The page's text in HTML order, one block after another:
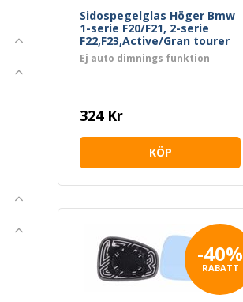
Sidospegelglas Höger Bmw
1-serie F20/F21, 2-serie
F22,F23,Active/Gran tourer
F45/F46
Ej auto dimnings funktion
324 Kr
KÖP
-40%
RABATT